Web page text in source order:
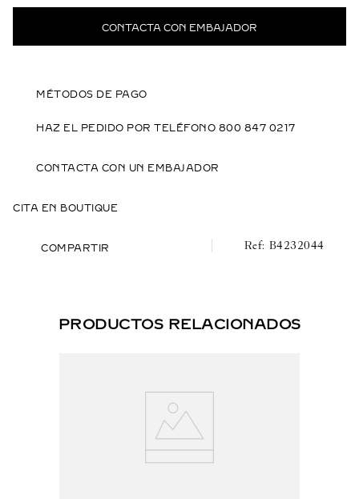
CONTACTA CON EMBAJADOR
MÉTODOS DE PAGO
HAZ EL PEDIDO POR TELÉFONO 800 847 0217
CONTACTA CON UN EMBAJADOR
CITA EN BOUTIQUE
COMPARTIR B4232044
PRODUCTOS RELACIONADOS